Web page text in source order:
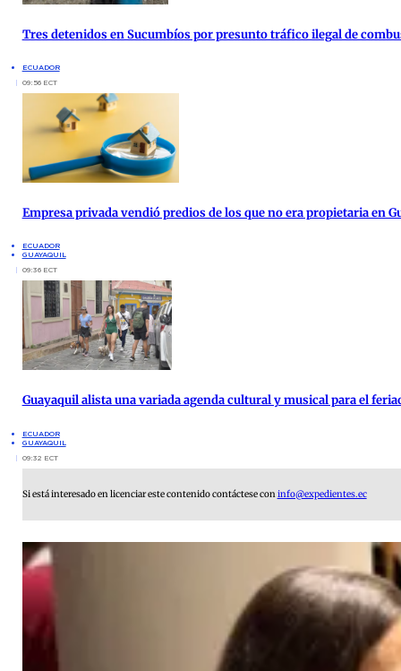
Tres detenidos en Sucumbíos por presunto tráfico ilegal de
ECUADOR
09:56 ECT
Empresa privada vendió predios de los que no era propietaria en
ECUADOR
GUAYAQUIL
09:36 ECT
Guayaquil alista una variada agenda cultural y musical para el
ECUADOR
GUAYAQUIL
09:32 ECT
Si está interesado en licenciar este contenido contáctese coninfo@expedientes.ec